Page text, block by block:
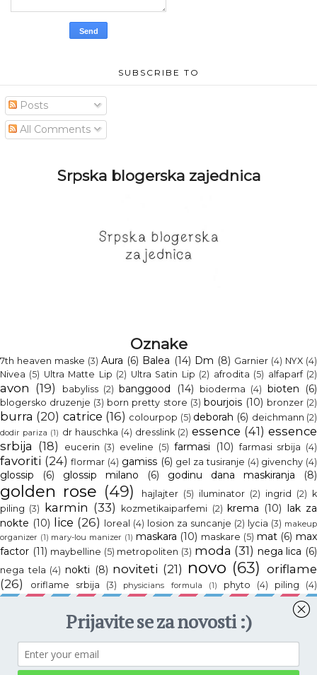
SUBSCRIBE TO
Posts
All Comments
Srpska blogerska zajednica
Oznake
7th heaven maske (3) Aura (6) Balea (14) Dm (8) Garnier (4) NYX (4)
Nivea (5) Ultra Matte Lip (2) Ultra Satin Lip (2) afrodita (5) alfaparf (2)
avon (19) babyliss (2) banggood (14) bioderma (4) bioten (6)
blogersko druzenje (3) born pretty store (3) bourjois (10) bronzer (2)
burra (20) catrice (16) colourpop (5) deborah (6) deichmann (2)
dodir pariza (1) dr hauschka (4) dresslink (2) essence (41) essence
srbija (18) eucerin (3) eveline (5) farmasi (10) farmasi srbija (4)
favoriti (24) flormar (4) gamiss (6) gel za tusiranje (4) givenchy (4)
glossip (6) glossip milano (6) godinu dana maskiranja (8)
golden rose (49) hajlajter (5) iluminator (2) ingrid (2) k
piling (3) karmin (33) kozmetikaiparfemi (2) krema (10) lak za
nokte (10) lice (26) loreal (4) losion za suncanje (2) lycia (3) makeup
organizer (1) mary-lou manizer (1) maskara (10) maskare (5) mat (6) max
factor (11) maybelline (5) metropoliten (3) moda (31) nega lica (6)
nega tela (4) nokti (8) noviteti (21) novo (63) oriflame
(26)
oriflame srbija (3) physicians formula (1) phyto (4) piling (4)
potroseno (7) puder (7) pupa (5) ruz (12) sabi handmade (2)
(82) telo (23) the balm (4) the balm srbija (2) too
vichy (2) weleda (10) zaful (18) četkice